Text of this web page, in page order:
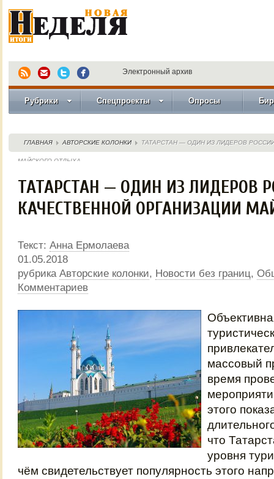
Электронный архив
Рубрики Спецпроекты Опросы
ГЛАВНАЯ АВТОРСКИЕ КОЛОНКИ ТАТАРСТАН — ОДИН ИЗ ЛИДЕРОВ
МАЙСКОГО ОТДЫХА
ТАТАРСТАН — ОДИН ИЗ ЛИДЕРОВ
КАЧЕСТВЕННОЙ ОРГАНИЗАЦИИ
Текст: Анна Ермолаева
01.05.2018
рубрика Авторские колонки, Новости без границ,
Комментариев
массовый
время
этого
что
уровня
чём свидетельствует популярность этого